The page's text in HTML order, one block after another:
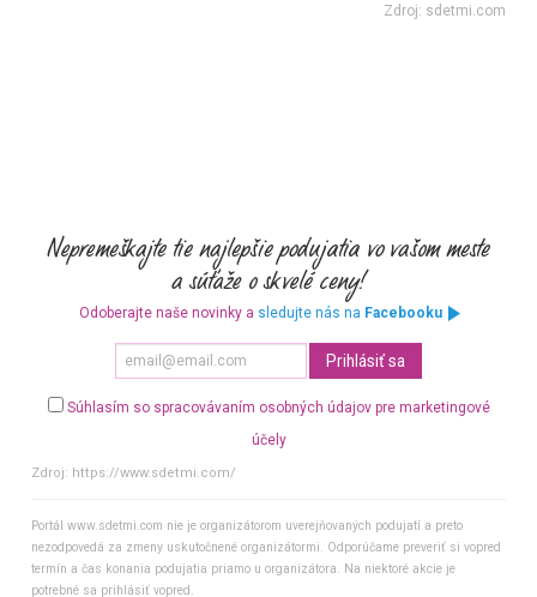
Zdroj: sdetmi.com
Odoberajte naše novinky a sledujte nás na Facebooku
Súhlasím so spracovávaním osobných údajov pre marketingové
účely
Zdroj: https://www.sdetmi.com/
Portál www.sdetmi.com nie je organizátorom uverejňovaných podujatí a preto
nezodpovedá za zmeny uskutočnené organizátormi. Odporúčame preveriť si vopred
termín a čas konania podujatia priamo u organizátora. Na niektoré akcie je
potrebné sa prihlásiť vopred.